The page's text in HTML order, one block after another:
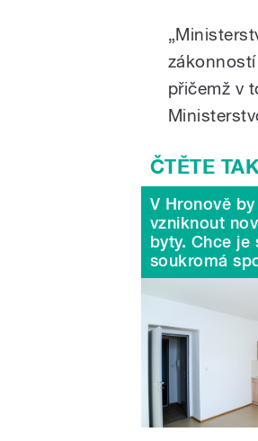
přičemž v
V Hronově
vzniknout
byty. Chce je
soukromá